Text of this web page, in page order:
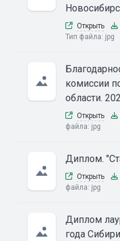
Открыть
Тип файла: jpg
комиссии
области.
Открыть
файла: jpg
Диплом.
Открыть
файла: jpg
Диплом
года